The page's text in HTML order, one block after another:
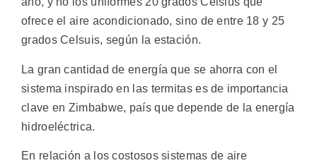
ofrece el aire acondicionado, sino de entre 18 y 25
grados Celsuis, según la estación.
La gran cantidad de energía que se ahorra con el
sistema inspirado en las termitas es de importancia
clave en Zimbabwe, país que depende de la energía
hidroeléctrica.
En relación a los costosos sistemas de aire